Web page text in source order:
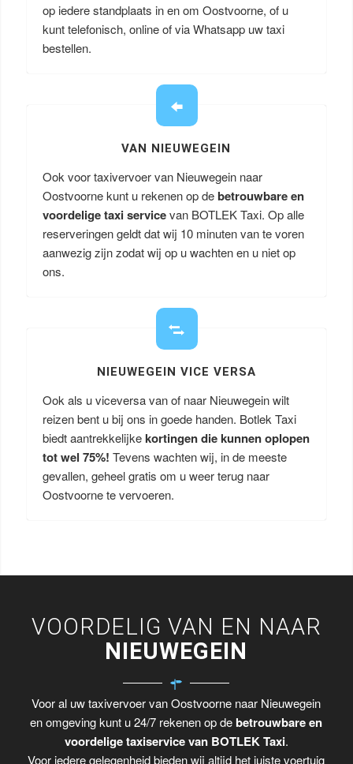
op iedere standplaats in en om Oostvoorne, of u
kunt telefonisch, online of via Whatsapp uw taxi
bestellen.
VAN NIEUWEGEIN
Ook voor taxivervoer van Nieuwegein naar
Oostvoorne kunt u rekenen op debetrouwbare en
voordelige taxi servicevan BOTLEK Taxi. Op alle
reserveringen geldt dat wij 10 minuten van te voren
aanwezig zijn zodat wij op u wachten en u niet op
ons.
NIEUWEGEIN VICE VERSA
Ook als u viceversa van of naar Nieuwegein wilt
reizen bent u bij ons in goede handen. Botlek Taxi
biedt aantrekkelijkekortingen die kunnen oplopen
tot wel 75%! Tevens wachten wij, in de meeste
gevallen, geheel gratis om u weer terug naar
Oostvoorne te vervoeren.
VOORDELIG VAN EN NAAR
NIEUWEGEIN
Voor al uw taxivervoer van Oostvoorne naar Nieuwegein
en omgeving kunt u 24/7 rekenen op debetrouwbare en
voordelige taxiservice van BOTLEK Taxi.
Voor iedere gelegenheid bieden wij altijd het juiste voertuig